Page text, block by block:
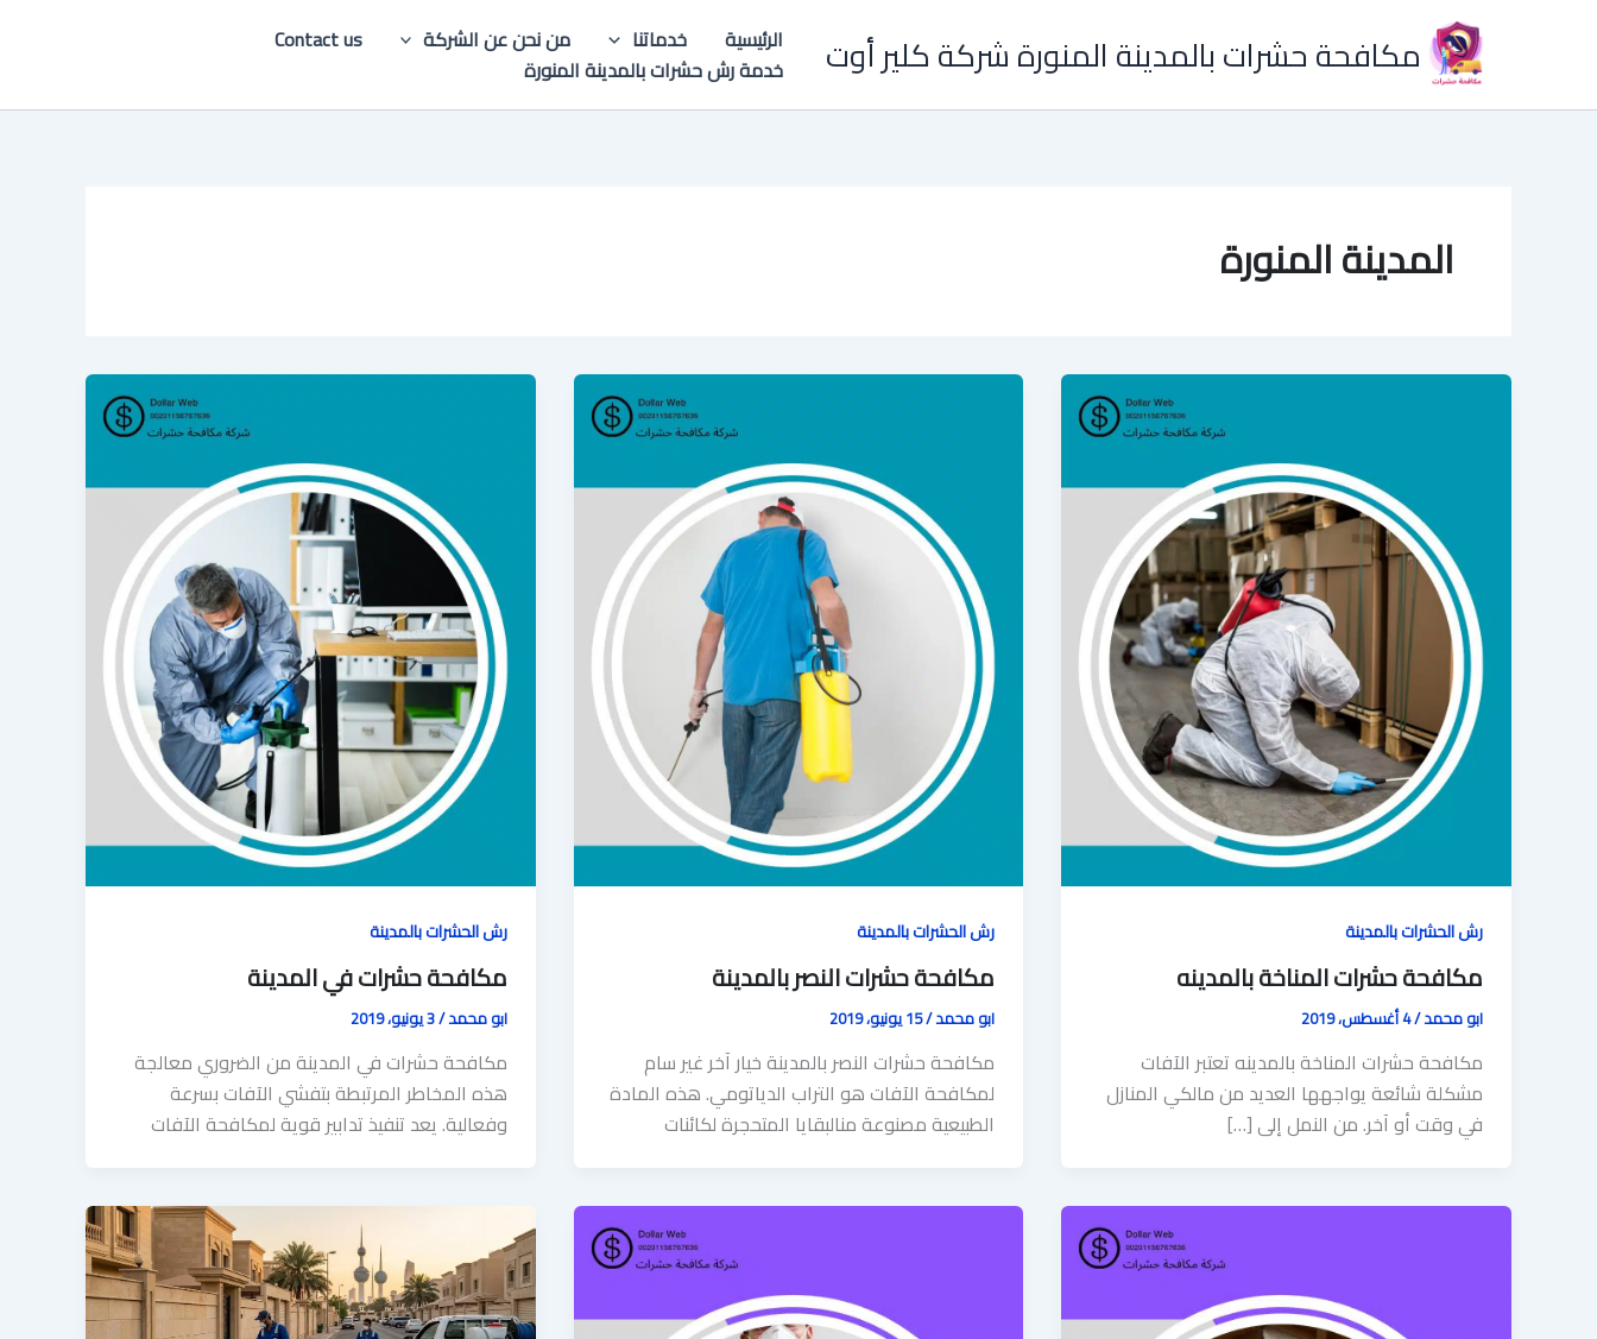
مكافحة حشرات بالمدينة المنورة شركة كلير أوت الرئيسية خدماتنا من نحن عن الشركة
Contact us
خدمة رش حشرات بالمدينة المنورة
المدينة المنورة
رش الحشرات بالمدينة
مكافحة حشرات المناخة بالمدينه
ابو محمد/4 أغسطس، 2019
مكافحة حشرات المناخة بالمدينه تعتبر الآفات
مشكلة شائعة يواجهها العديد من مالكي المنازل
في وقت أو آخر. من النمل إلى […]
رش الحشرات بالمدينة
مكافحة حشرات النصر بالمدينة
ابو محمد/15 يونيو، 2019
مكافحة حشرات النصر بالمدينة خيار آخر غير سام
لمكافحة الآفات هو التراب الدياتومي. هذه المادة
الطبيعية مصنوعة منالبقايا المتحجرة لكائنات
رش الحشرات بالمدينة
مكافحة حشرات في المدينة
ابو محمد/3 يونيو، 2019
مكافحة حشرات في المدينة من الضروري معالجة
هذه المخاطر المرتبطة بتفشي الآفات بسرعة
وفعالية. يعد تنفيذ تدابير قوية لمكافحة الآفات